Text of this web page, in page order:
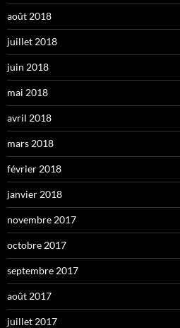
août 2018
juillet 2018
juin 2018
mai 2018
avril 2018
mars 2018
février 2018
janvier 2018
novembre 2017
octobre 2017
septembre 2017
août 2017
juillet 2017